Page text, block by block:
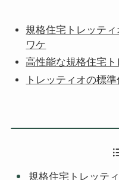
規格住宅トレッテ
ワケ
高性能な規格住宅
トレッティオの標
規格住宅トレッテ